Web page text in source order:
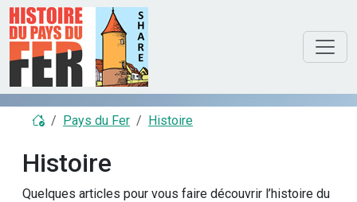
Pays du Fer Histoire
Histoire
Quelques articles pour vous faire découvrir l’histoire du